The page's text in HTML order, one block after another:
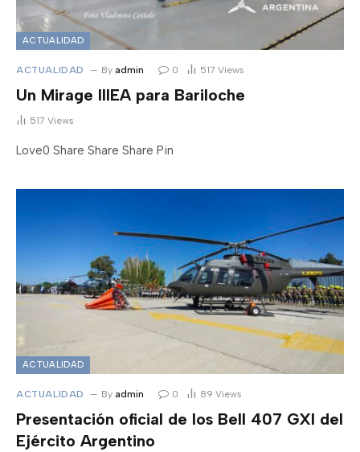
ACTUALIDAD
ACTUALIDAD By admin 0 517 Views
Un Mirage IIIEA para Bariloche
517 Views
Love0 Share Share Share Pin
ACTUALIDAD
ACTUALIDAD By admin 0 89 Views
Presentación oficial de los Bell 407 GXI del
Ejército Argentino